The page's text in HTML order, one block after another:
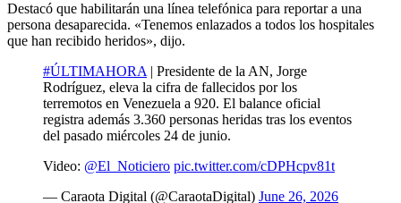
Destacó que habilitarán una línea telefónica para reportar a una
persona desaparecida. «Tenemos enlazados a todos los hospitales
que han recibido heridos», dijo.
#ÚLTIMAHORA | Presidente de la AN, Jorge
Rodríguez, eleva la cifra de fallecidos por los
terremotos en Venezuela a 920. El balance oficial
registra además 3.360 personas heridas tras los eventos
del pasado miércoles 24 de junio.
Video: @El_Noticiero pic.twitter.com/cDPHcpv81t
— Caraota Digital (@CaraotaDigital) June 26, 2026